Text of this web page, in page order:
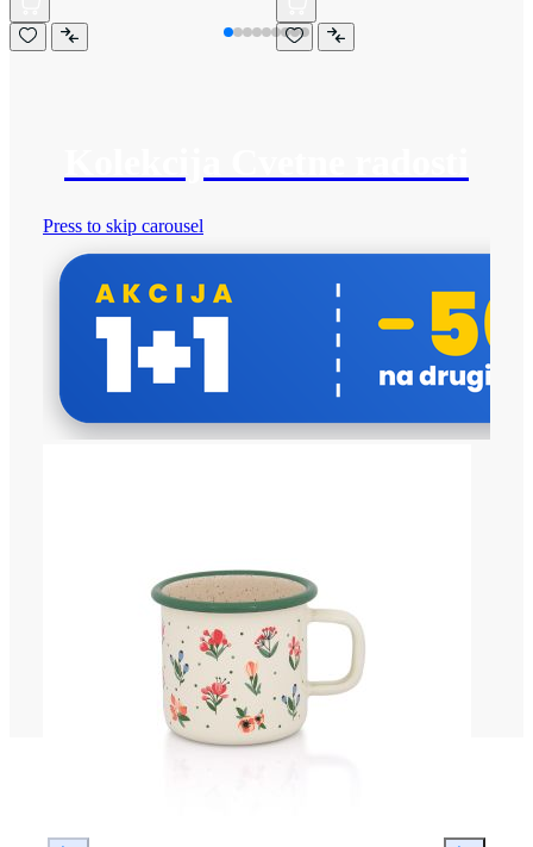
Press to skip carousel